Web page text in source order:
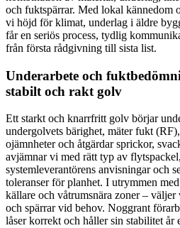
och fuktspärrar. Med lokal kännedom
vi höjd för klimat, underlag i äldre
får en seriös process, tydlig
från första rådgivning till sista list.
Underarbete och
stabilt och rakt golv
Ett starkt och knarrfritt golv börjar
undergolvets bärighet, mäter fukt
ojämnheter och åtgärdar sprickor,
avjämnar vi med rätt typ av
systemleverantörens anvisningar och
toleranser för planhet. I utrymmen
källare och våtrumsnära zoner –
och spärrar vid behov. Noggrant
låser korrekt och håller sin stabilitet år